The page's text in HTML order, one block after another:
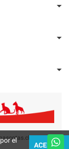
V2.0
el
ACEPTAR